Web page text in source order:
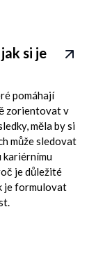
si je
pomáhají
zorientovat v
měla by si
může sledovat
kariérnímu
je důležité
je formulovat